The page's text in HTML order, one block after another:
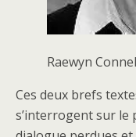
Raewyn
Ces deux brefs
s’interrogent sur le